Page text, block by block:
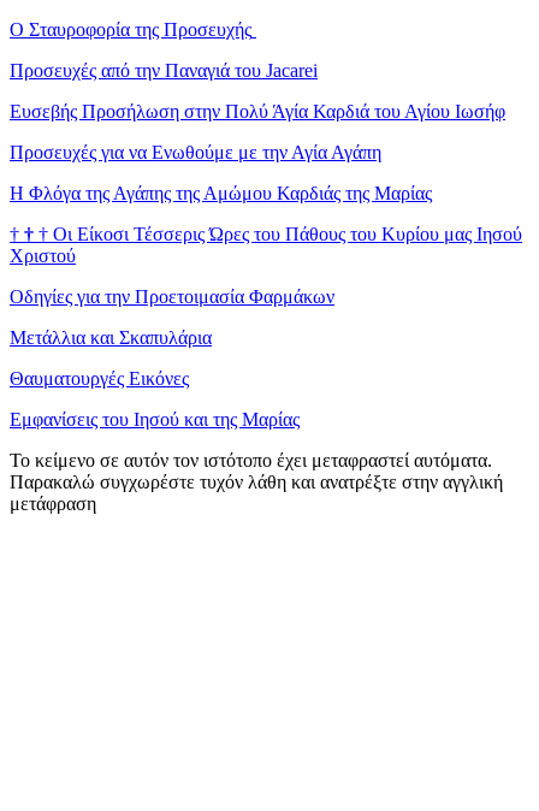
Ο Σταυροφορία της Προσευχής
Προσευχές από την Παναγιά του Jacarei
Ευσεβής Προσήλωση στην Πολύ Άγία Καρδιά του Αγίου Ιωσήφ
Προσευχές για να Ενωθούμε με την Αγία Αγάπη
Η Φλόγα της Αγάπης της Αμώμου Καρδιάς της Μαρίας
† † † Οι Είκοσι Τέσσερις Ώρες του Πάθους του Κυρίου μας Ιησού
Χριστού
Οδηγίες για την Προετοιμασία Φαρμάκων
Μετάλλια και Σκαπυλάρια
Θαυματουργές Εικόνες
Εμφανίσεις του Ιησού και της Μαρίας
Το κείμενο σε αυτόν τον ιστότοπο έχει μεταφραστεί αυτόματα.
Παρακαλώ συγχωρέστε τυχόν λάθη και ανατρέξτε στην αγγλική
μετάφραση